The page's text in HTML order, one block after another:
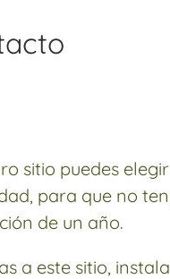
sitio puedes
para que no
de un año.
a este sitio,